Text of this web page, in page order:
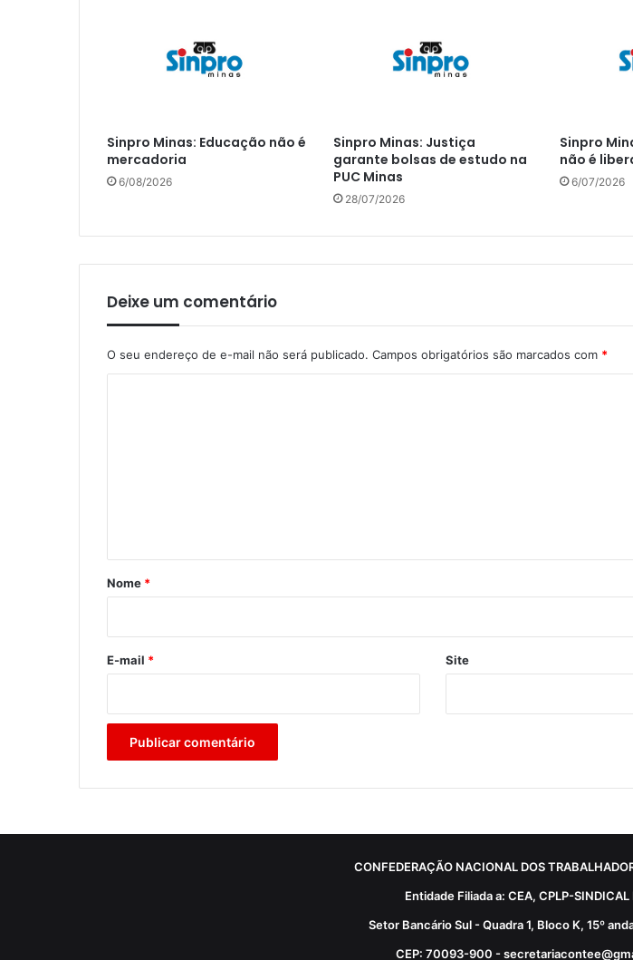
Sinpro Minas: Educação não é
mercadoria
6/08/2026
Sinpro Minas: Justiça
garante bolsas de estudo na
PUC Minas
28/07/2026
Sinpro
não é
6/07/2026
Deixe um comentário
O seu endereço de e-mail não será publicado. Campos obrigatórios são marcados com *
r
*
Nome *
E-mail * Site
CONFEDERAÇÃO NACIONAL DOS
Entidade Filiada a: CEA, CPLP-SINDICAL
Setor Bancário Sul - Quadra 1, Bloco K, 15º
CEP: 70093-900 -